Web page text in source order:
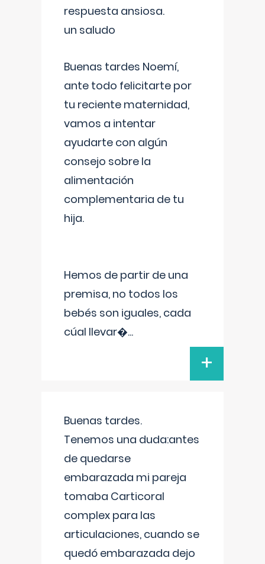
respuesta ansiosa.
un saludo
Buenas tardes Noemí,
ante todo felicitarte por
tu reciente maternidad,
vamos a intentar
ayudarte con algún
consejo sobre la
alimentación
complementaria de tu
hija.
Hemos de partir de una
premisa, no todos los
bebés son iguales, cada
cúal llevar�...
+
Buenas tardes.
Tenemos una duda:antes
de quedarse
embarazada mi pareja
tomaba Carticoral
complex para las
articulaciones, cuando se
quedó embarazada dejo